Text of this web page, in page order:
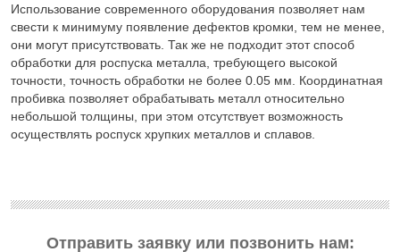
Использование современного оборудования позволяет нам
свести к минимуму появление дефектов кромки, тем не менее,
они могут присутствовать. Так же не подходит этот способ
обработки для роспуска металла, требующего высокой
точности, точность обработки не более 0.05 мм. Координатная
пробивка позволяет обрабатывать металл относительно
небольшой толщины, при этом отсутствует возможность
осуществлять роспуск хрупких металлов и сплавов.
Отправить заявку или позвонить нам: